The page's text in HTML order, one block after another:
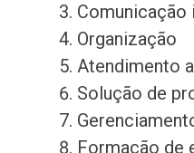
Comunicação
Organização
Atendimento
Solução de
Formação de